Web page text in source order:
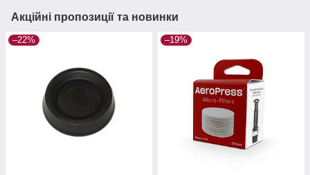
Акційні пропозиції та новинки
–22% –19%